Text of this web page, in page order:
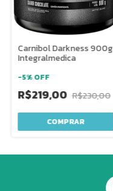
Carnibol Darkness 900g
Integralmedica
-5%OFF
R$219,00 R$230,00
COMPRAR